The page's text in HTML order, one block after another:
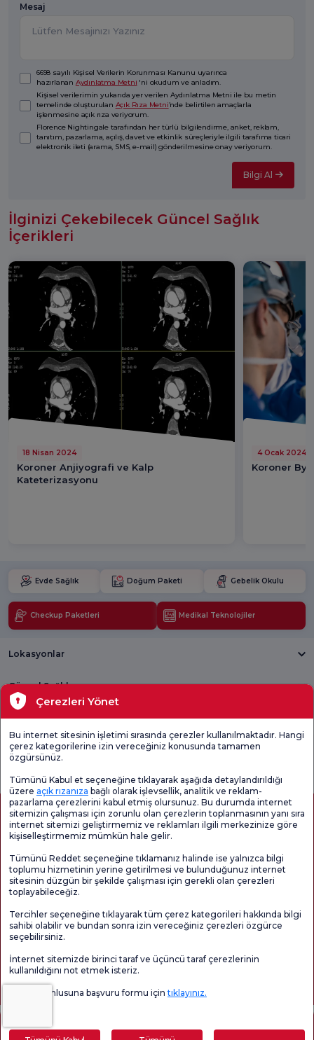
Mesaj
6698 sayılı Kişisel Verilerin Korunması Kanunu uyarınca
hazırlanan Aydınlatma Metni 'ni okudum ve anladım.
Kişisel verilerimin yukarıda yer verilen Aydınlatma Metni ile bu metin
temelinde oluşturulan Açık Rıza Metni’nde belirtilen amaçlarla
işlenmesine açık rıza veriyorum.
Florence Nightingale tarafından her türlü bilgilendirme, anket, reklam,
tanıtım, pazarlama, açılış, davet ve etkinlik süreçleriyle ilgili tarafıma ticari
elektronik ileti (arama, SMS, e-mail) gönderilmesine onay veriyorum.
Bilgi Al
İlginizi Çekebilecek Güncel Sağlık
İçerikleri
18 Nisan 2024
Koroner Anjiyografi ve Kalp
Kateterizasyonu
4 Ocak 2024
Koroner
İçindekiler
Evde Sağlık Doğum Paketi Gebelik Okulu
Checkup Paketleri Medikal Teknolojiler
Lokasyonlar
Güncel Sağlık
Tıbbi Birimler
Genel
Memnuniyet
Sayfa içeriği sadece bilgilendirme amaçlıdır. Tanı ve tedavi için mutlaka
doktorunuza başvurunuz.
@2026 Grup Florence Nightingale Hastaneleri
Editör: Uğurcan Durmuş - 0 549 455 55 46. - Güncelleme Tarihi: 09.08.2026
Çerezleri Yönet
Bu internet sitesinin işletimi sırasında çerezler kullanılmaktadır. Hangi
çerez kategorilerine izin vereceğiniz konusunda tamamen
özgürsünüz.
Tümünü Kabul et seçeneğine tıklayarak aşağıda detaylandırıldığı
üzere açık rızanıza bağlı olarak işlevsellik, analitik ve reklam-
pazarlama çerezlerini kabul etmiş olursunuz. Bu durumda internet
sitemizin çalışması için zorunlu olan çerezlerin toplanmasının yanı sıra
internet sitemizi geliştirmemiz ve reklamları ilgili merkezinize göre
kişiselleştirmemiz mümkün hale gelir.
Tümünü Reddet seçeneğine tıklamanız halinde ise yalnızca bilgi
toplumu hizmetinin yerine getirilmesi ve bulunduğunuz internet
sitesinin düzgün bir şekilde çalışması için gerekli olan çerezleri
toplayabileceğiz.
Tercihler seçeneğine tıklayarak tüm çerez kategorileri hakkında bilgi
sahibi olabilir ve bundan sonra izin vereceğiniz çerezleri özgürce
seçebilirsiniz.
İnternet sitemizde birinci taraf ve üçüncü taraf çerezlerinin
kullanıldığını not etmek isteriz.
Veri sorumlusuna başvuru formu içintıklayınız.